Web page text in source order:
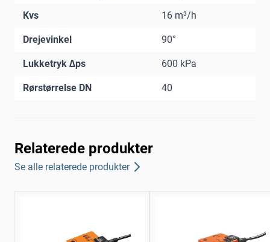
Kvs 16 m³/h
Drejevinkel 90°
Lukketryk ∆ps 600 kPa
Rørstørrelse DN 40
Relaterede produkter
Se alle relaterede produkter